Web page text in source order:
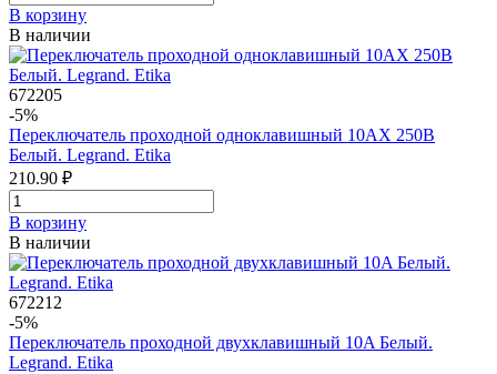
В корзинy
В наличии
672205
-5%
Переключатель проходной одноклавишный 10AХ 250В
Белый. Legrand. Etika
210.90 ₽
В корзинy
В наличии
672212
-5%
Переключатель проходной двухклавишный 10A Белый.
Legrand. Etika